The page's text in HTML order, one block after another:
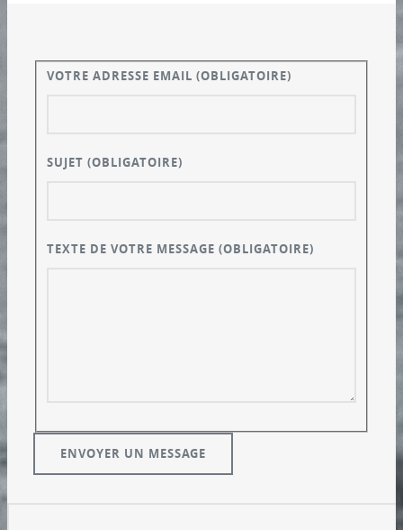
VOTRE ADRESSE EMAIL(OBLIGATOIRE)
SUJET(OBLIGATOIRE)
TEXTE DE VOTRE MESSAGE(OBLIGATOIRE)